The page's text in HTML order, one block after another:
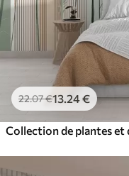
22.07€13 .24€